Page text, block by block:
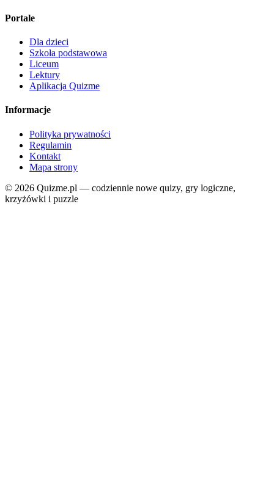
Portale
Dla dzieci
Szkoła podstawowa
Liceum
Lektury
Aplikacja Quizme
Informacje
Polityka prywatności
Regulamin
Kontakt
Mapa strony
© 2026 Quizme.pl — codziennie nowe quizy, gry logiczne,
krzyżówki i puzzle